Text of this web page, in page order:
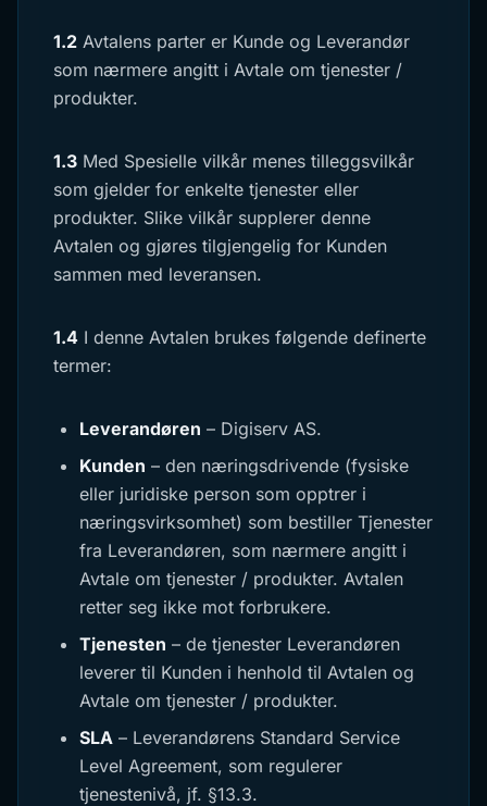
1.2 Avtalens parter er Kunde og Leverandør
som nærmere angitt i Avtale om tjenester /
produkter.
1.3 Med Spesielle vilkår menes tilleggsvilkår
som gjelder for enkelte tjenester eller
produkter. Slike vilkår supplerer denne
Avtalen og gjøres tilgjengelig for Kunden
sammen med leveransen.
1.4 I denne Avtalen brukes følgende definerte
termer:
Leverandøren – Digiserv AS.
Kunden – den næringsdrivende (fysiske
eller juridiske person som opptrer i
næringsvirksomhet) som bestiller Tjenester
fra Leverandøren, som nærmere angitt i
Avtale om tjenester / produkter. Avtalen
retter seg ikke mot forbrukere.
Tjenesten – de tjenester Leverandøren
leverer til Kunden i henhold til Avtalen og
Avtale om tjenester / produkter.
SLA – Leverandørens Standard Service
Level Agreement, som regulerer
tjenestenivå, jf. §13.3.